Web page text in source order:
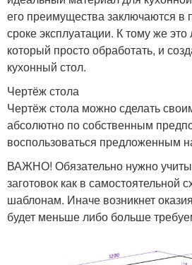
его преимущества заключаются в
сроке эксплуатации. К тому же
который просто обработать, и
кухонный стол.
Чертёж стола
Чертёж стола можно сделать
абсолютно по собственным
воспользоваться предложенным
ВАЖНО! Обязательно нужно
заготовок как в самостоятельной
шаблонам. Иначе возникнет
будет меньше либо больше